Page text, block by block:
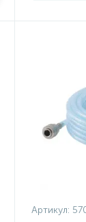
Артикул: